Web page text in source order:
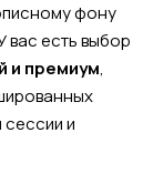
фону
вас есть выбор
и премиум,
и